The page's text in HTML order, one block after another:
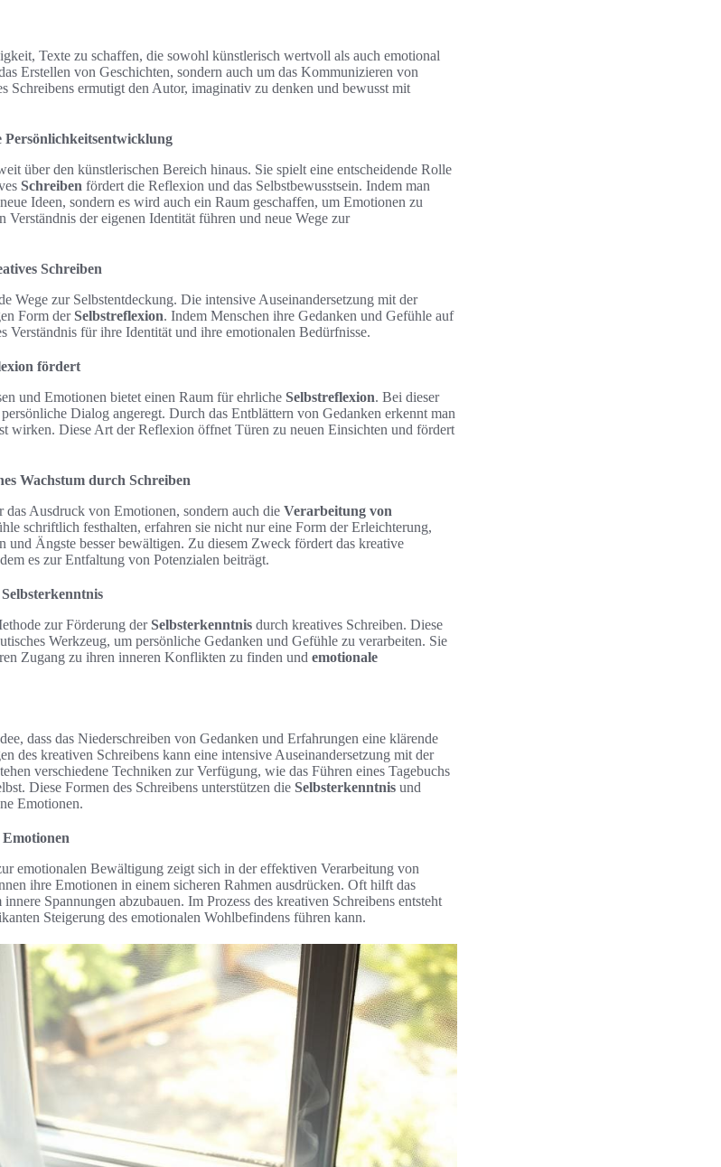
Texte zu schaffen, die sowohl künstlerisch wertvoll als auch emotional
Erstellen von Geschichten, sondern auch um das Kommunizieren von
Schreibens ermutigt den Autor, imaginativ zu denken und bewusst mit
über den künstlerischen Bereich hinaus. Sie spielt eine entscheidende Rolle
Schreiben fördert die Reflexion und das Selbstbewusstsein. Indem man
Ideen, sondern es wird auch ein Raum geschaffen, um Emotionen zu
Verständnis der eigenen Identität führen und neue Wege zur
Schreiben
Wege zur Selbstentdeckung. Die intensive Auseinandersetzung mit der
Form derSelbstreflexion. Indem Menschen ihre Gedanken und Gefühle auf
Verständnis für ihre Identität und ihre emotionalen Bedürfnisse.
fördert
und Emotionen bietet einen Raum für ehrliche Selbstreflexion. Bei dieser
Dialog angeregt. Durch das Entblättern von Gedanken erkennt man
wirken. Diese Art der Reflexion öffnet Türen zu neuen Einsichten und fördert
Wachstum durch Schreiben
Ausdruck von Emotionen, sondern auch die Verarbeitung von
schriftlich festhalten, erfahren sie nicht nur eine Form der Erleichterung,
und Ängste besser bewältigen. Zu diesem Zweck fördert das kreative
es zur Entfaltung von Potenzialen beiträgt.
zur Förderung derSelbsterkenntnis durch kreatives Schreiben. Diese
Werkzeug, um persönliche Gedanken und Gefühle zu verarbeiten. Sie
Zugang zu ihren inneren Konflikten zu finden und emotionale
dass das Niederschreiben von Gedanken und Erfahrungen eine klärende
des kreativen Schreibens kann eine intensive Auseinandersetzung mit der
verschiedene Techniken zur Verfügung, wie das Führen eines Tagebuchs
Diese Formen des Schreibens unterstützen die Selbsterkenntnis und
Emotionen.
emotionalen Bewältigung zeigt sich in der effektiven Verarbeitung von
ihre Emotionen in einem sicheren Rahmen ausdrücken. Oft hilft das
Spannungen abzubauen. Im Prozess des kreativen Schreibens entsteht
Steigerung des emotionalen Wohlbefindens führen kann.